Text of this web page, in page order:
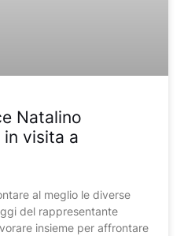
Natalino
in visita a
al meglio le diverse
del rappresentante
insieme per affrontare